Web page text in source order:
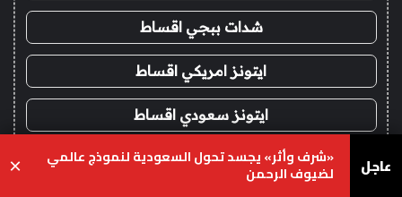
شدات ببجي اقساط
ايتونز امريكي اقساط
ايتونز سعودي اقساط
فور يو عاجل «شرف وأثر» يجسد تحول السعودية لنموذج عالمي
لضيوف الرحمن ×